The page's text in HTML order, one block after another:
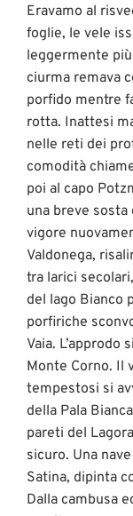
Eravamo al
foglie, le vele
leggermente
ciurma remava
porfido mentre
rotta. Inattesi
nelle reti dei
comodità
poi al capo
una breve
vigore
Valdonega,
tra larici
del lago Bianco
porfiriche
Vaia. L’approdo
Monte Corno. Il
tempestosi si
della Pala
pareti del
sicuro. Una
Satina, dipinta
Dalla cambusa